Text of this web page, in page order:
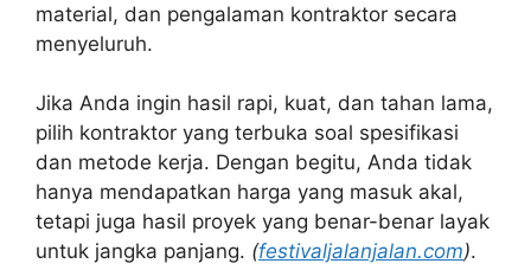
material, dan pengalaman kontraktor secara
menyeluruh.
Jika Anda ingin hasil rapi, kuat, dan tahan lama,
pilih kontraktor yang terbuka soal spesifikasi
dan metode kerja. Dengan begitu, Anda tidak
hanya mendapatkan harga yang masuk akal,
tetapi juga hasil proyek yang benar-benar layak
untuk jangka panjang. (festivaljalanjalan.com).